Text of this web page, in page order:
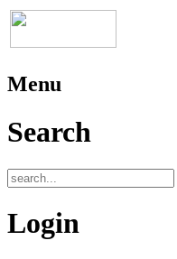
Menu
Search
Login